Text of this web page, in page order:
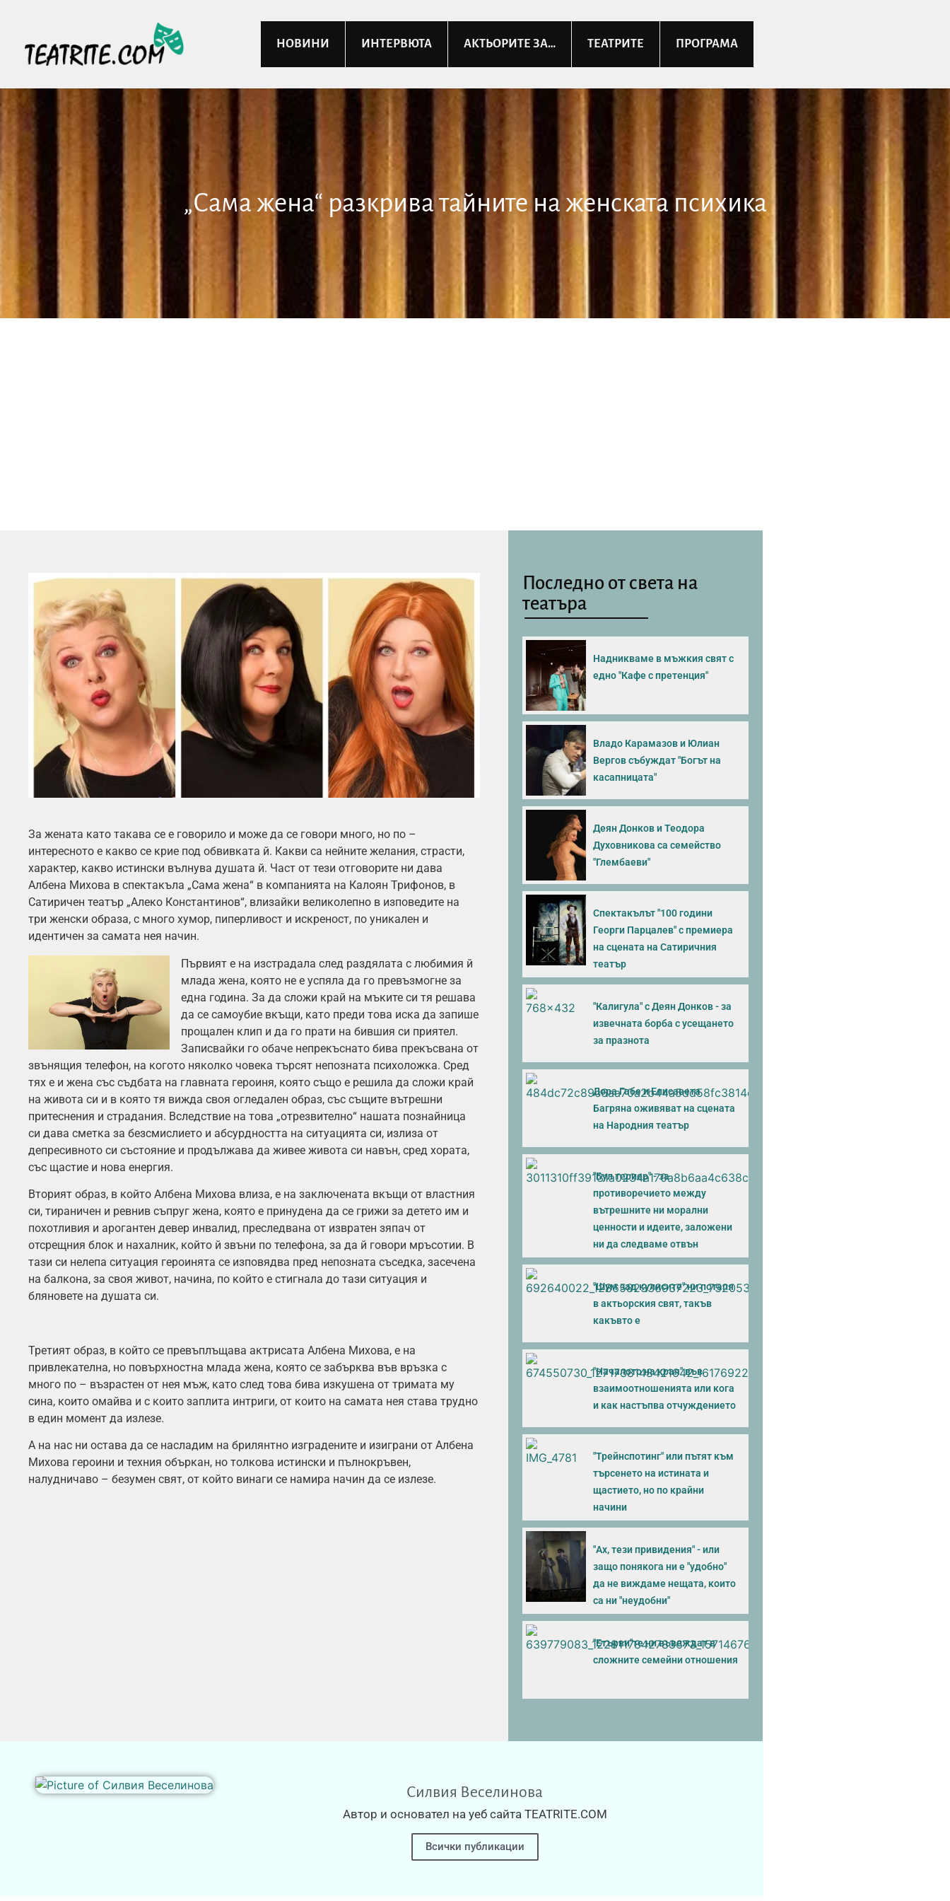
НОВИНИ ИНТЕРВЮТА АКТЬОРИТЕ ЗА… ТЕАТРИТЕ ПРОГРАМА
„Сама жена“ разкрива тайните на женската психика
За жената като такава се е говорило и може да се говори много, но по –
интересното е какво се крие под обвивката й. Какви са нейните желания, страсти,
характер, какво истински вълнува душата й. Част от тези отговорите ни дава
Албена Михова в спектакъла „Сама жена“ в компанията на Калоян Трифонов, в
Сатиричен театър „Алеко Константинов“, влизайки великолепно в изповедите на
три женски образа, с много хумор, пиперливост и искреност, по уникален и
идентичен за самата нея начин.
Първият е на изстрадала след раздялата с любимия й
млада жена, която не е успяла да го превъзмогне за
една година. За да сложи край на мъките си тя решава
да се самоубие вкъщи, като преди това иска да запише
прощален клип и да го прати на бившия си приятел.
Записвайки го обаче непрекъснато бива прекъсвана от
звънящия телефон, на когото няколко човека търсят непозната психоложка. Сред
тях е и жена със съдбата на главната героиня, която също е решила да сложи край
на живота си и в която тя вижда своя огледален образ, със същите вътрешни
притеснения и страдания. Вследствие на това „отрезвително“ нашата познайница
си дава сметка за безсмислието и абсурдността на ситуацията си, излиза от
депресивното си състояние и продължава да живее живота си навън, сред хората,
със щастие и нова енергия.
Вторият образ, в който Албена Михова влиза, е на заключената вкъщи от властния
си, тираничен и ревнив съпруг жена, която е принудена да се грижи за детето им и
похотливия и арогантен девер инвалид, преследвана от извратен зяпач от
отсрещния блок и нахалник, който й звъни по телефона, за да й говори мръсотии. В
тази си нелепа ситуация героинята се изповядва пред непозната съседка, засечена
на балкона, за своя живот, начина, по който е стигнала до тази ситуация и
бляновете на душата си.
Третият образ, в който се превъплъщава актрисата Албена Михова, е на
привлекателна, но повърхностна млада жена, която се забърква във връзка с
много по – възрастен от нея мъж, като след това бива изкушена от тримата му
сина, които омайва и с които заплита интриги, от които на самата нея става трудно
в един момент да излезе.
А на нас ни остава да се насладим на брилянтно изградените и изиграни от Албена
Михова героини и техния объркан, но толкова истински и пълнокръвен,
налудничаво – безумен свят, от който винаги се намира начин да се излезе.
Последно от света на
театъра
Надникваме в мъжкия свят с
едно "Кафе с претенция"
Владо Карамазов и Юлиан
Вергов събуждат "Богът на
касапницата"
Деян Донков и Теодора
Духовникова са семейство
"Глембаеви"
Спектакълът "100 години
Георги Парцалев" с премиера
на сцената на Сатиричния
театър
"Калигула" с Деян Донков - за
извечната борба с усещането
за празнота
Дора Габе и Елисавета
Багряна оживяват на сцената
на Народния театър
"Бул териер" - за
противоречието между
вътрешните ни морални
ценности и идеите, заложени
ни да следваме отвън
"Шум зад кулисите" ни потапя
в актьорския свят, такъв
какъвто е
"Началото на края" във
взаимоотношенията или кога
и как настъпва отчуждението
"Трейнспотинг" или пътят към
търсенето на истината и
щастието, но по крайни
начини
"Ах, тези привидения" - или
защо понякога ни е "удобно"
да не виждаме нещата, които
са ни "неудобни"
"Етърви"те ни въвеждат в
сложните семейни отношения
Силвия Веселинова
Автор и основател на уеб сайта TEATRITE.COM
Всички публикации